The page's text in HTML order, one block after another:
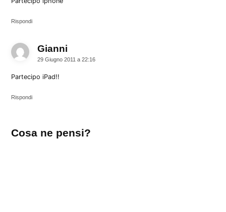
Rispondi
Gianni
29 Giugno 2011 a 22:16
Partecipo iPad!!
Rispondi
un
Cosa ne pensi?